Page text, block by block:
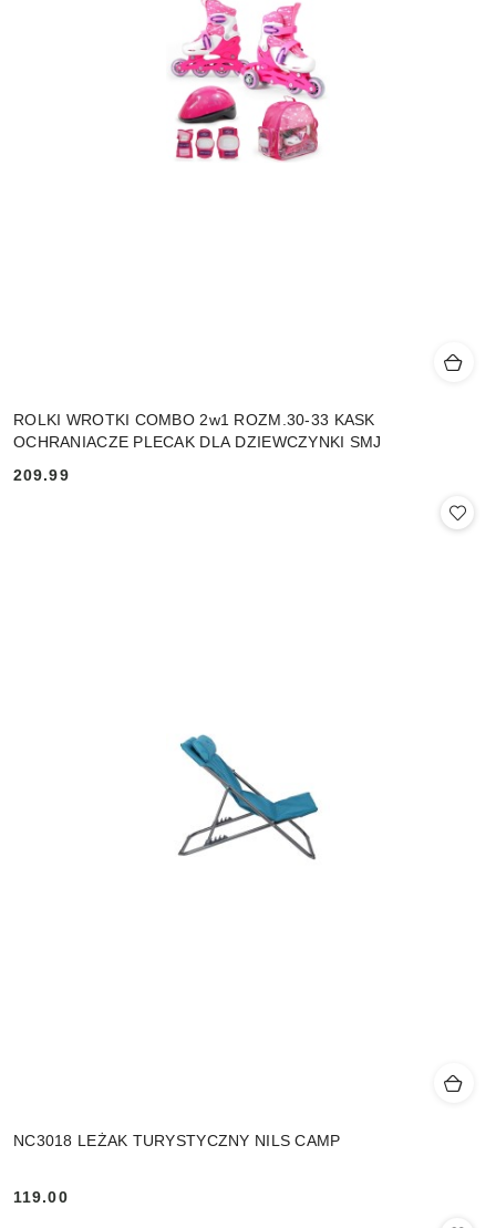
ROLKI WROTKI COMBO 2w1 ROZM.30-33 KASK
OCHRANIACZE PLECAK DLA DZIEWCZYNKI SMJ
Cena:
209.99
NC3018 LEŻAK TURYSTYCZNY NILS CAMP
Cena:
119.00